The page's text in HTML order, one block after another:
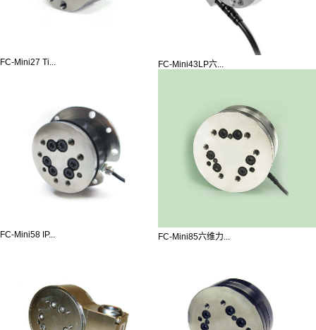
FC-Mini27 Ti... FC-Mini43LP六...
FC-Mini58 IP... FC-Mini85六维力...